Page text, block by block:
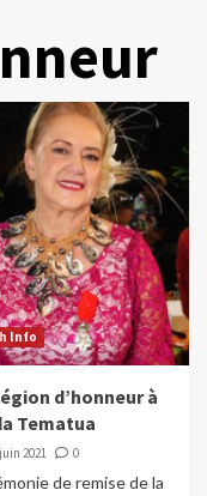
Info
d’honneur à
Tematua
2021 0
de remise de la